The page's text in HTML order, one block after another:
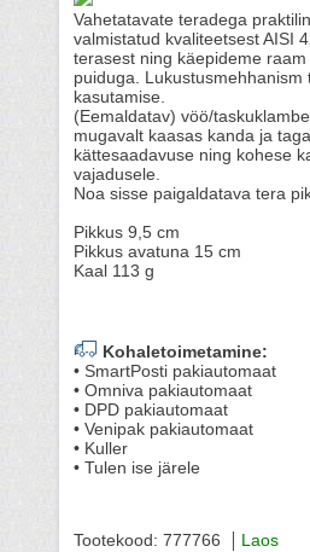
Vahetatavate teradega
valmistatud kvaliteetsest AISI
terasest ning käepideme
puiduga. Lukustusmehhanism
kasutamise.
(Eemaldatav) vöö/
mugavalt kaasas kanda ja
kättesaadavuse ning kohese
vajadusele.
Noa sisse paigaldatava tera
Pikkus 9,5 cm
Pikkus avatuna 15 cm
Kaal 113 g
Kohaletoimetamine:
• SmartPosti pakiautomaat
• Omniva pakiautomaat
• DPD pakiautomaat
• Venipak pakiautomaat
• Kuller
• Tulen ise järele
Tootekood: 777766 Laos